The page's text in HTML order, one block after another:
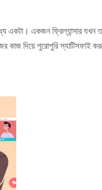
একটা। একজন ফ্রিল্যান্সার যখন
কাজ দিয়ে পুরোপুরি স্যাটিসফাই